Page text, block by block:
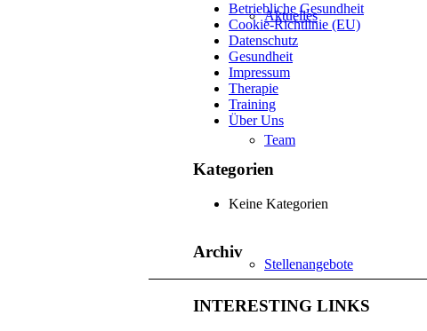
Aktuelles
Team
Stellenangebote
Betriebliche Gesundheit
Cookie-Richtlinie (EU)
Datenschutz
Gesundheit
Impressum
Therapie
Training
Über Uns
Kategorien
Keine Kategorien
Archiv
INTERESTING LINKS